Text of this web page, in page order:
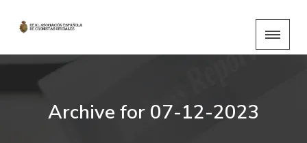
Archive for 07-12-2023